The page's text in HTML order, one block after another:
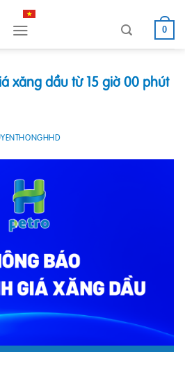
0
xăng dầu từ 15 giờ 00 phút